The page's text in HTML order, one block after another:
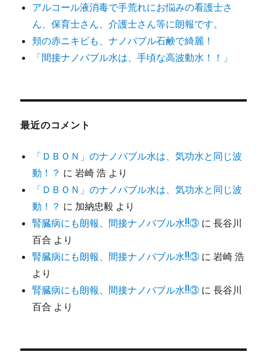
アルコール液消毒で手荒れにお悩みの看護士さ
ん、保育士さん、介護士さん等に朗報です。
頬の赤ニキビも、ナノバブル石鹸で綺麗！
「間接ナノバブル水は、手頃な高波動水！！」
最近のコメント
「ＤＢＯＮ」のナノバブル水は、気功水と同じ波
動！？ に岩崎 浩 より
「ＤＢＯＮ」のナノバブル水は、気功水と同じ波
動！？ に 加納忠毅 より
腎臓病にも朗報、間接ナノバブル水!!③ に長谷川
百合 より
腎臓病にも朗報、間接ナノバブル水!!③ に岩崎 浩
より
腎臓病にも朗報、間接ナノバブル水!!③ に長谷川
百合 より